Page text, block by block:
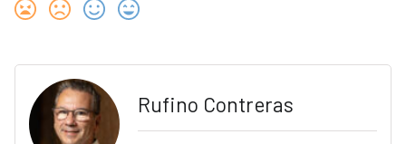
Rufino Contreras